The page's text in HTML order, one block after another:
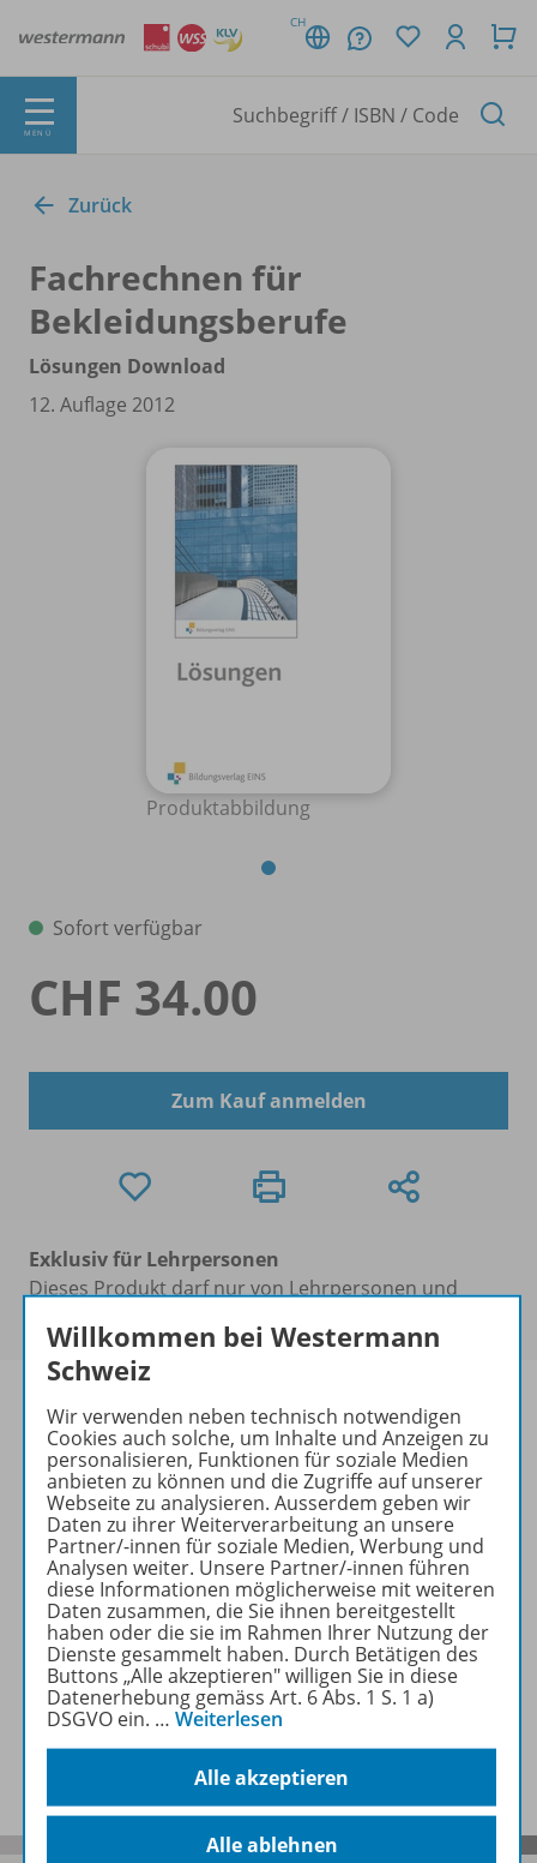
CH
MENÜ
Zurück
Fachrechnen für
Bekleidungsberufe
Lösungen Download
12. Auflage 2012
Produktabbildung
Sofort verfügbar
CHF 34.00
Zum Kauf anmelden
Exklusiv für Lehrpersonen
Dieses Produkt darf nur von Lehrpersonen und
Produktinformationen
Beschreibung
Zugehörige Produkte
Benachrichtigungs-Service
Willkommen bei Westermann
Schweiz
Wir verwenden neben technisch notwendigen
Cookies auch solche, um Inhalte und Anzeigen zu
personalisieren, Funktionen für soziale Medien
anbieten zu können und die Zugriffe auf unserer
Webseite zu analysieren. Ausserdem geben wir
Daten zu ihrer Weiterverarbeitung an unsere
Partner/-innen für soziale Medien, Werbung und
Analysen weiter. Unsere Partner/-innen führen
diese Informationen möglicherweise mit weiteren
Daten zusammen, die Sie ihnen bereitgestellt
haben oder die sie im Rahmen Ihrer Nutzung der
Dienste gesammelt haben. Durch Betätigen des
Buttons „Alle akzeptieren" willigen Sie in diese
Datenerhebung gemäss Art. 6 Abs. 1 S. 1 a)
DSGVO ein. … Weiterlesen
Alle akzeptieren
Alle ablehnen